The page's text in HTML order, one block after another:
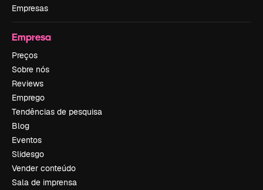
Empresas
Empresa
Preços
Sobre nós
Reviews
Emprego
Tendências de pesquisa
Blog
Eventos
Slidesgo
Vender conteúdo
Sala de imprensa